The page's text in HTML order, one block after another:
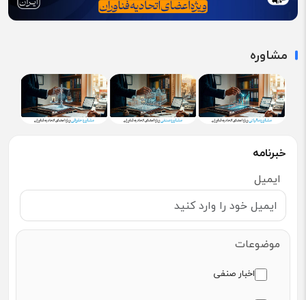
مشاوره
خبرنامه
ایمیل
موضوعات
اخبار صنفی